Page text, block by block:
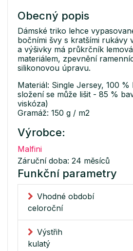
Obecný popis
Dámské triko lehce
bočními švy s kratšími rukávy
a výšivky má průkrčník
materiálem, zpevnění
silikonovou úpravu.
Materiál: Single Jersey, 100
složení se může lišit - 85 %
viskóza)
Gramáž: 150 g / m2
Výrobce:
Malfini
Záruční doba: 24 měsíců
Funkční parametry
Vhodné období
celoroční
Výstřih
kulatý